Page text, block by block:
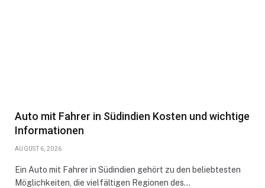
Auto mit Fahrer in Südindien Kosten und wichtige
Informationen
AUGUST 6, 2026
Ein Auto mit Fahrer in Südindien gehört zu den beliebtesten
Möglichkeiten, die vielfältigen Regionen des…